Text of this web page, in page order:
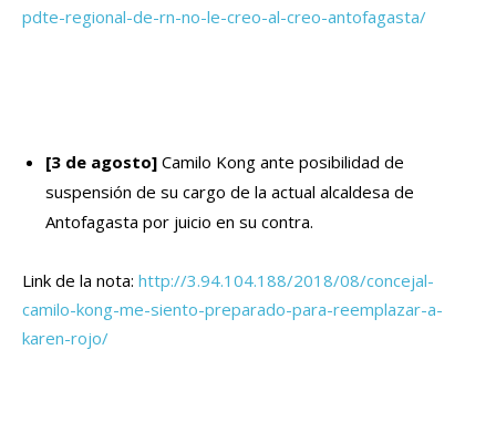
pdte-regional-de-rn-no-le-creo-al-creo-antofagasta/
[3 de agosto] Camilo Kong ante posibilidad de
suspensión de su cargo de la actual alcaldesa de
Antofagasta por juicio en su contra.
Link de la nota: http://3.94.104.188/2018/08/concejal-
camilo-kong-me-siento-preparado-para-reemplazar-a-
karen-rojo/